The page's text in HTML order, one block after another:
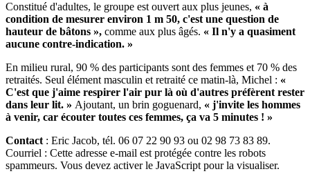
Constitué d'adultes, le groupe est ouvert aux plus jeunes, « à
condition de mesurer environ 1 m 50, c'est une question de
hauteur de bâtons », comme aux plus âgés. « Il n'y a quasiment
aucune contre-indication. »
En milieu rural, 90 % des participants sont des femmes et 70 % des
retraités. Seul élément masculin et retraité ce matin-là, Michel : «
C'est que j'aime respirer l'air pur là où d'autres préfèrent rester
dans leur lit. » Ajoutant, un brin goguenard, « j'invite les hommes
à venir, car écouter toutes ces femmes, ça va 5 minutes ! »
Contact : Eric Jacob, tél. 06 07 22 90 93 ou 02 98 73 83 89.
Courriel : Cette adresse e-mail est protégée contre les robots
spammeurs. Vous devez activer le JavaScript pour la visualiser.